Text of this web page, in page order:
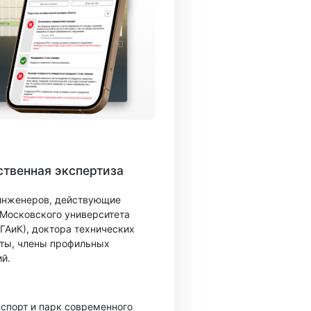
экспертиза
действующие
университета
доктора технических
члены профильных
и парк современного